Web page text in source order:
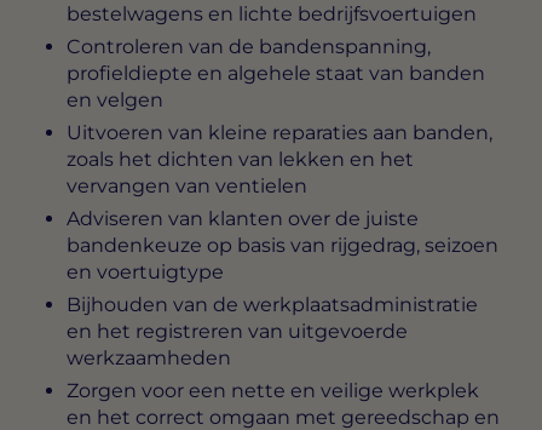
bestelwagens en lichte bedrijfsvoertuigen
Controleren van de bandenspanning,
profieldiepte en algehele staat van banden
en velgen
Uitvoeren van kleine reparaties aan banden,
zoals het dichten van lekken en het
vervangen van ventielen
Adviseren van klanten over de juiste
bandenkeuze op basis van rijgedrag, seizoen
en voertuigtype
Bijhouden van de werkplaatsadministratie
en het registreren van uitgevoerde
werkzaamheden
Zorgen voor een nette en veilige werkplek
en het correct omgaan met gereedschap en